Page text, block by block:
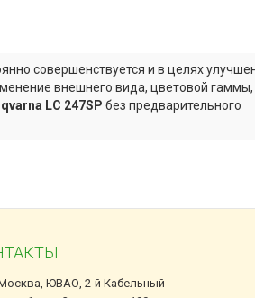
совершенствуется и в целях
внешнего вида, цветовой гаммы,
LC 247SP без предварительного
ЮВАО, 2-й Кабельный